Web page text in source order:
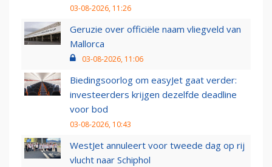
03-08-2026, 11:26
Geruzie over officiële naam vliegveld van
Mallorca
03-08-2026, 11:06
Biedingsoorlog om easyJet gaat verder:
investeerders krijgen dezelfde deadline
voor bod
03-08-2026, 10:43
WestJet annuleert voor tweede dag op rij
vlucht naar Schiphol